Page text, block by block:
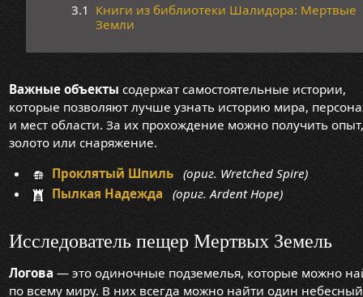
3.1 Книги из библиотеки Шалидора: Мертвые
Земли
Важные объекты содержат самостоятельные истории,
которые позволяют лучше узнать историю мира,
и мест области. За их прохождение можно получить опыт,
золото или снаряжение.
Проклятый Шпиль (ориг. Wretched Spire)
Пылкая Надежда
(ориг. Ardent Hope)
Исследователь пещер Мертвых Земель
Логова — это одиночные подземелья, которые можно
по всему миру. В них всегда можно найти один небесный